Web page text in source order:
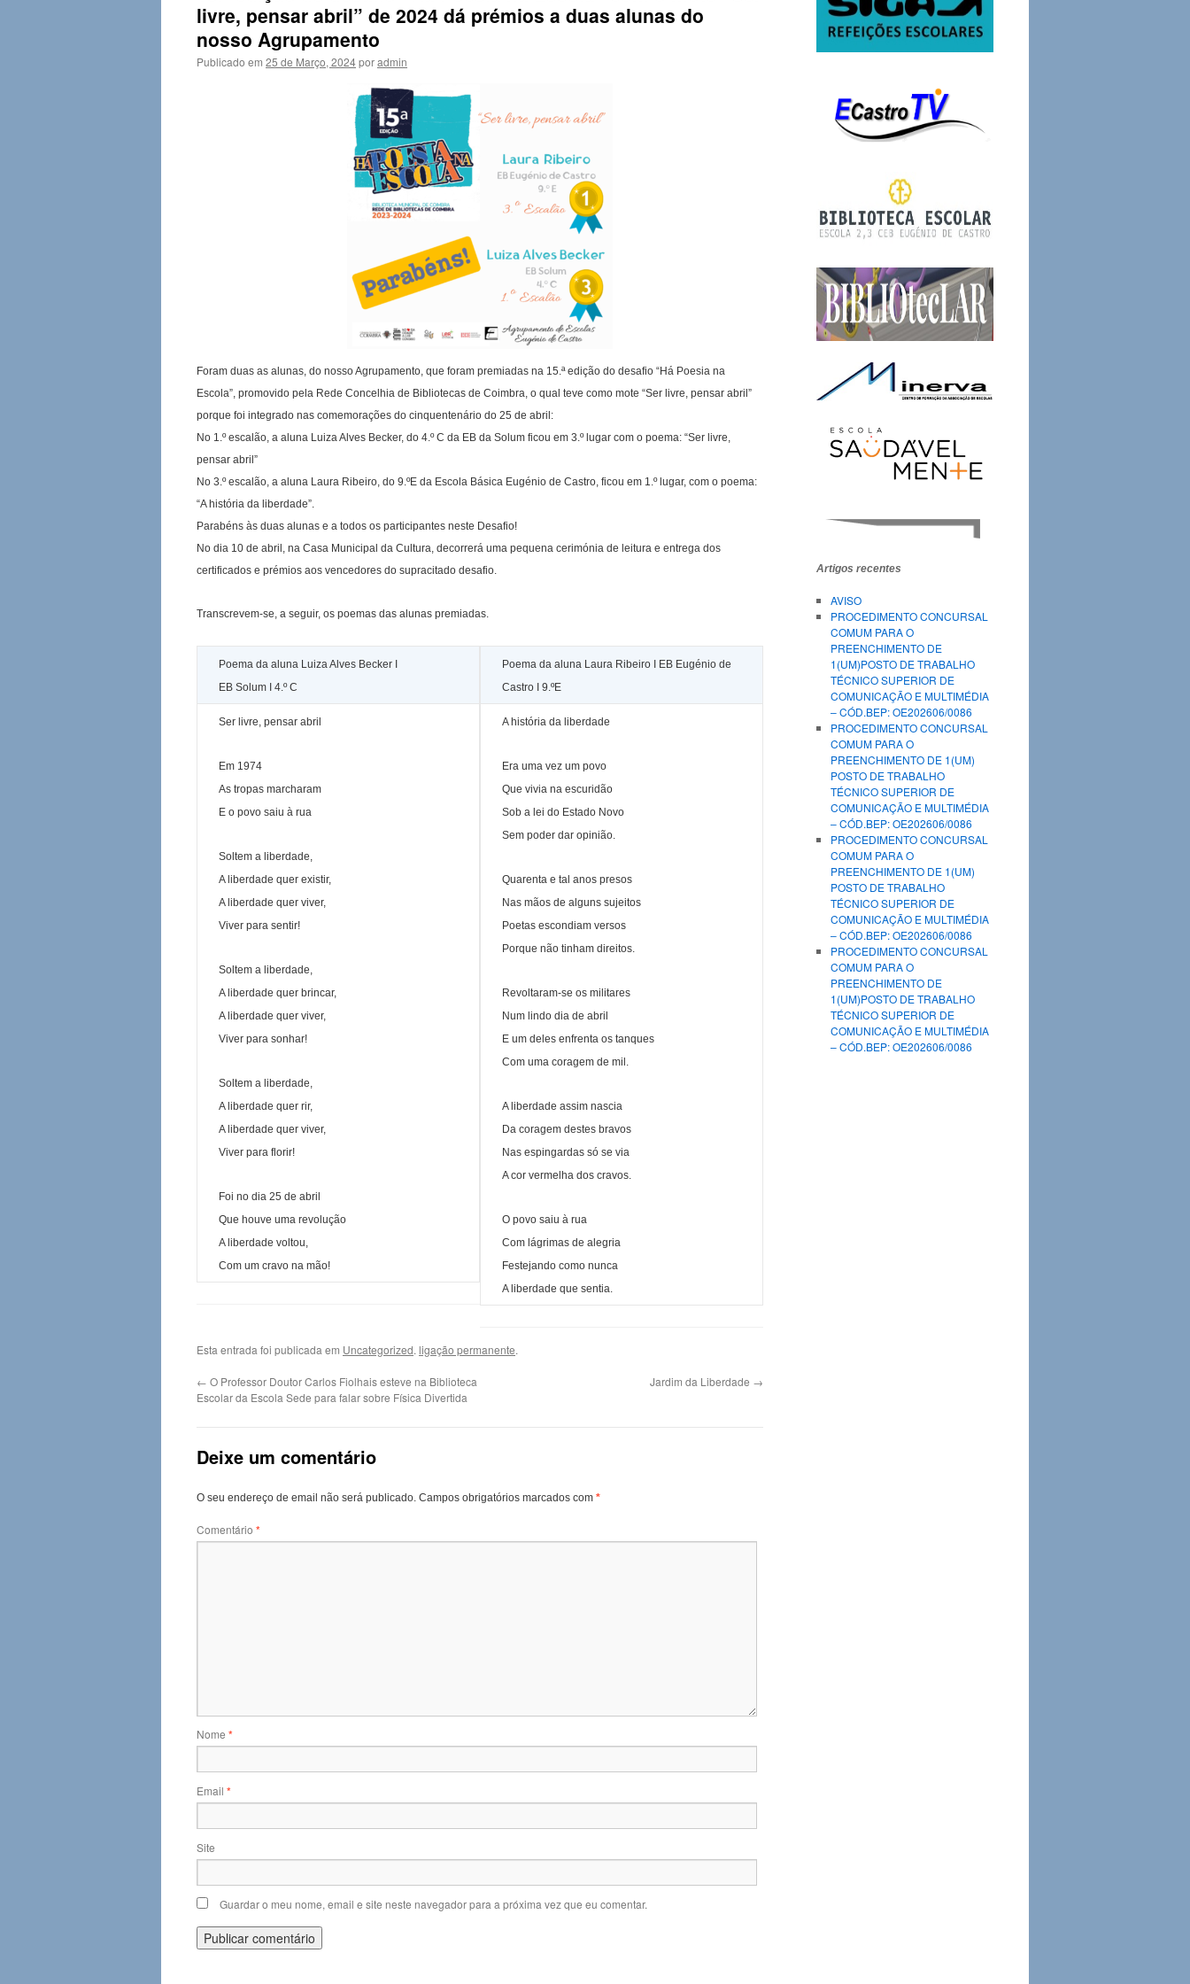
livre, pensar abril” de 2024 dá prémios a duas alunas do
nosso Agrupamento
Publicado em 25 de Março, 2024poradmin
Foram duas as alunas, do nosso Agrupamento, que foram premiadas na 15.ª edição do desafio “Há Poesia na
Escola”, promovido pela Rede Concelhia de Bibliotecas de Coimbra, o qual teve como mote “Ser livre, pensar abril”
porque foi integrado nas comemorações do cinquentenário do 25 de abril:
No 1.º escalão, a aluna Luiza Alves Becker, do 4.º C da EB da Solum ficou em 3.º lugar com o poema: “Ser livre,
pensar abril”
No 3.º escalão, a aluna Laura Ribeiro, do 9.ºE da Escola Básica Eugénio de Castro, ficou em 1.º lugar, com o poema:
“A história da liberdade”.
Parabéns às duas alunas e a todos os participantes neste Desafio!
No dia 10 de abril, na Casa Municipal da Cultura, decorrerá uma pequena cerimónia de leitura e entrega dos
certificados e prémios aos vencedores do supracitado desafio.
Transcrevem-se, a seguir, os poemas das alunas premiadas.
Poema da aluna Luiza Alves Becker I
EB Solum I 4.º C
Ser livre, pensar abril
Em 1974
As tropas marcharam
E o povo saiu à rua
Soltem a liberdade,
A liberdade quer existir,
A liberdade quer viver,
Viver para sentir!
Soltem a liberdade,
A liberdade quer brincar,
A liberdade quer viver,
Viver para sonhar!
Soltem a liberdade,
A liberdade quer rir,
A liberdade quer viver,
Viver para florir!
Foi no dia 25 de abril
Que houve uma revolução
A liberdade voltou,
Com um cravo na mão!
Poema da aluna Laura Ribeiro I EB Eugénio de
Castro I 9.ºE
A história da liberdade
Era uma vez um povo
Que vivia na escuridão
Sob a lei do Estado Novo
Sem poder dar opinião.
Quarenta e tal anos presos
Nas mãos de alguns sujeitos
Poetas escondiam versos
Porque não tinham direitos.
Revoltaram-se os militares
Num lindo dia de abril
E um deles enfrenta os tanques
Com uma coragem de mil.
A liberdade assim nascia
Da coragem destes bravos
Nas espingardas só se via
A cor vermelha dos cravos.
O povo saiu à rua
Com lágrimas de alegria
Festejando como nunca
A liberdade que sentia.
Esta entrada foi publicada em Uncategorized. ligação permanente.
← O Professor Doutor Carlos Fiolhais esteve na Biblioteca
Escolar da Escola Sede para falar sobre Física Divertida
Jardim da Liberdade →
Deixe um comentário
O seu endereço de email não será publicado. Campos obrigatórios marcados com *
Comentário *
Nome *
Email *
Site
Guardar o meu nome, email e site neste navegador para a próxima vez que eu comentar.
Artigos recentes
AVISO
PROCEDIMENTO CONCURSAL
COMUM PARA O
PREENCHIMENTO DE
1(UM)POSTO DE TRABALHO
TÉCNICO SUPERIOR DE
COMUNICAÇÃO E MULTIMÉDIA
– CÓD.BEP: OE202606/0086
PROCEDIMENTO CONCURSAL
COMUM PARA O
PREENCHIMENTO DE 1(UM)
POSTO DE TRABALHO
TÉCNICO SUPERIOR DE
COMUNICAÇÃO E MULTIMÉDIA
– CÓD.BEP: OE202606/0086
PROCEDIMENTO CONCURSAL
COMUM PARA O
PREENCHIMENTO DE 1(UM)
POSTO DE TRABALHO
TÉCNICO SUPERIOR DE
COMUNICAÇÃO E MULTIMÉDIA
– CÓD.BEP: OE202606/0086
PROCEDIMENTO CONCURSAL
COMUM PARA O
PREENCHIMENTO DE
1(UM)POSTO DE TRABALHO
TÉCNICO SUPERIOR DE
COMUNICAÇÃO E MULTIMÉDIA
– CÓD.BEP: OE202606/0086